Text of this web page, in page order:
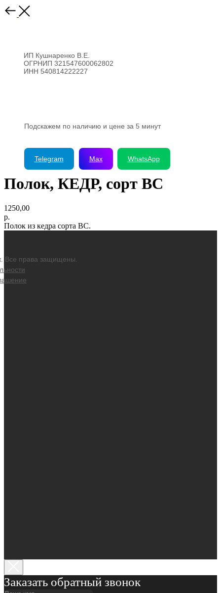
Полок, КЕДР, сорт BC
1250,00
р.
Полок из кедра сорта BC.
ИП Кушнаренко В.Е.
ОГРНИП 321547600062802
ИНН 540814222227
Подскажем по наличию и цене за 5 минут
Telegram Max WhatsApp
Все права защищены.
Заказать обратный звонок